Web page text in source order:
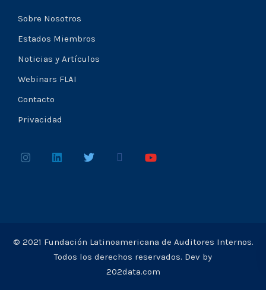
Sobre Nosotros
Estados Miembros
Noticias y Artículos
Webinars FLAI
Contacto
Privacidad
© 2021 Fundación Latinoamericana de Auditores Internos.
Todos los derechos reservados. Dev by
202data.com